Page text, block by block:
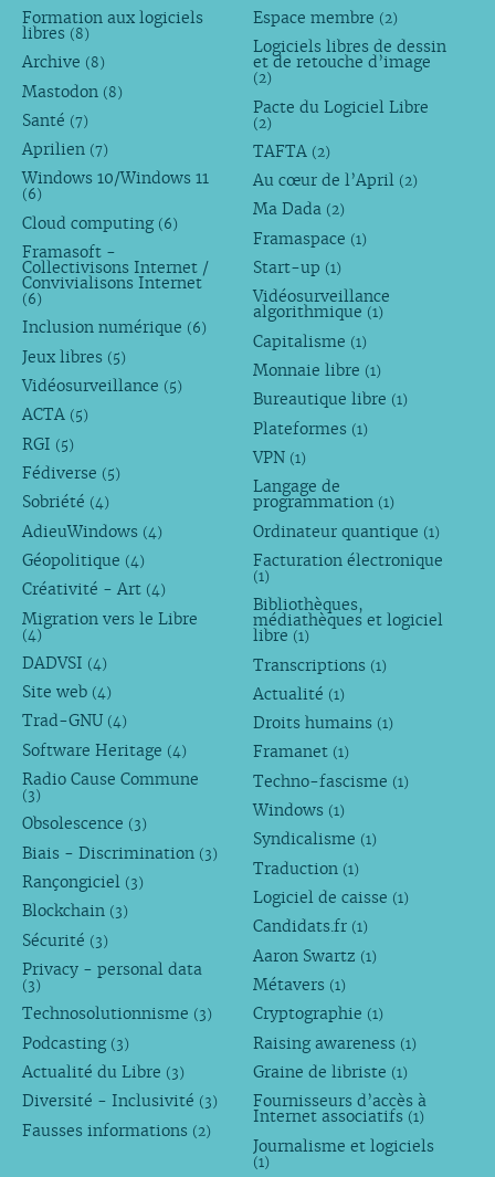
Formation aux logiciels
libres (8)
Archive (8)
Mastodon (8)
Santé (7)
Aprilien (7)
Windows 10/Windows 11
(6)
Cloud computing (6)
Framasoft -
Collectivisons Internet /
Convivialisons Internet
(6)
Inclusion numérique (6)
Jeux libres (5)
Vidéosurveillance (5)
ACTA (5)
RGI (5)
Fédiverse (5)
Sobriété (4)
AdieuWindows (4)
Géopolitique (4)
Créativité - Art (4)
Migration vers le Libre
(4)
DADVSI (4)
Site web (4)
Trad-GNU (4)
Software Heritage (4)
Radio Cause Commune
(3)
Obsolescence (3)
Biais - Discrimination (3)
Rançongiciel (3)
Blockchain (3)
Sécurité (3)
Privacy - personal data
(3)
Technosolutionnisme (3)
Podcasting (3)
Actualité du Libre (3)
Diversité - Inclusivité (3)
Fausses informations (2)
Espace membre (2)
Logiciels libres de dessin
et de retouche d’image
(2)
Pacte du Logiciel Libre
(2)
TAFTA (2)
Au cœur de l’April (2)
Ma Dada (2)
Framaspace (1)
Start-up (1)
Vidéosurveillance
algorithmique (1)
Capitalisme (1)
Monnaie libre (1)
Bureautique libre (1)
Plateformes (1)
VPN (1)
Langage de
programmation (1)
Ordinateur quantique (1)
Facturation électronique
(1)
Bibliothèques,
médiathèques et logiciel
libre (1)
Transcriptions (1)
Actualité (1)
Droits humains (1)
Framanet (1)
Techno-fascisme (1)
Windows (1)
Syndicalisme (1)
Traduction (1)
Logiciel de caisse (1)
Candidats.fr (1)
Aaron Swartz (1)
Métavers (1)
Cryptographie (1)
Raising awareness (1)
Graine de libriste (1)
Fournisseurs d’accès à
Internet associatifs (1)
Journalisme et logiciels
(1)